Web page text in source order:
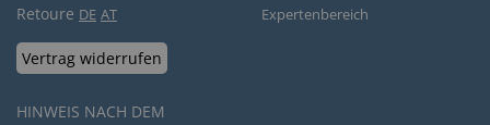
Retoure DE AT
Vertrag widerrufen
HINWEIS NACH DEM
Expertenbereich